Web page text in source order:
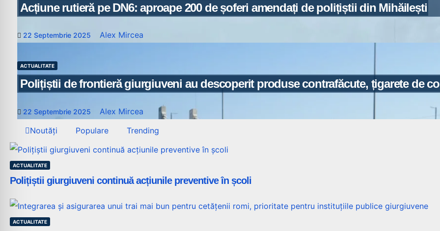
Acțiune rutieră pe DN6: aproape 200 de șoferi amendați de polițiștii din Mihăilești
22 Septembrie 2025 Alex Mircea
ACTUALITATE
Polițiștii de frontieră giurgiuveni au descoperit produse contrafăcute, țigarete de
22 Septembrie 2025
Alex Mircea
Noutăți
Populare Trending
ACTUALITATE
Polițiștii giurgiuveni continuă acțiunile preventive în școli
ACTUALITATE